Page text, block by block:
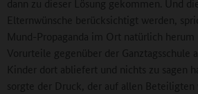
dann zu dieser Lösung gekommen. Und
Elternwünsche berücksichtigt werden,
Mund-Propaganda im Ort natürlich herum
Vorurteile gegenüber der Ganztagsschule
Kinder dort abliefert und nichts zu sagen
sorgte der Druck, der auf allen Beteiligten